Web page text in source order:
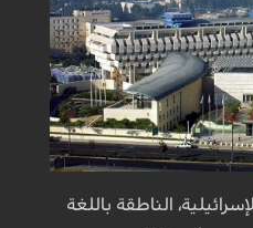
الناطقة باللغة